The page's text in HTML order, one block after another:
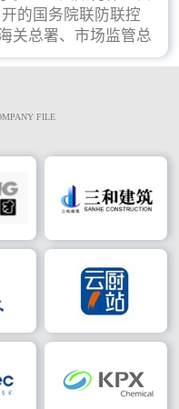
的国务院联防联控
关总署、市场监管总
FILE